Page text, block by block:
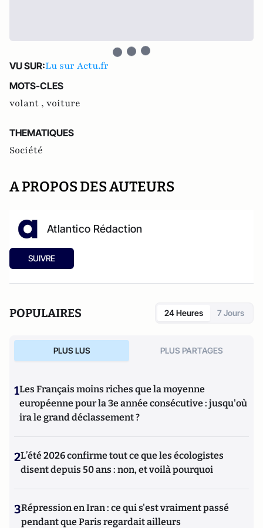
VU SUR:Lu sur Actu.fr
MOTS-CLES
volant , voiture
THEMATIQUES
Société
A PROPOS DES AUTEURS
Atlantico Rédaction
SUIVRE
POPULAIRES 24 Heures 7 Jours
PLUS LUS PLUS PARTAGES
1Les Français moins riches que la moyenne
européenne pour la 3e année consécutive : jusqu'où
ira le grand déclassement ?
2L’été 2026 confirme tout ce que les écologistes
disent depuis 50 ans : non, et voilà pourquoi
3Répression en Iran : ce qui s'est vraiment passé
pendant que Paris regardait ailleurs